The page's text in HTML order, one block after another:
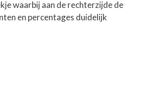
waarbij aan de rechterzijde de
en percentages duidelijk